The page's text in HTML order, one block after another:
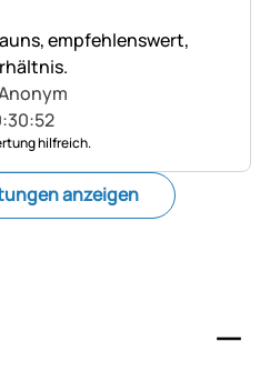
empfehlenswert,
hilfreich.
anzeigen